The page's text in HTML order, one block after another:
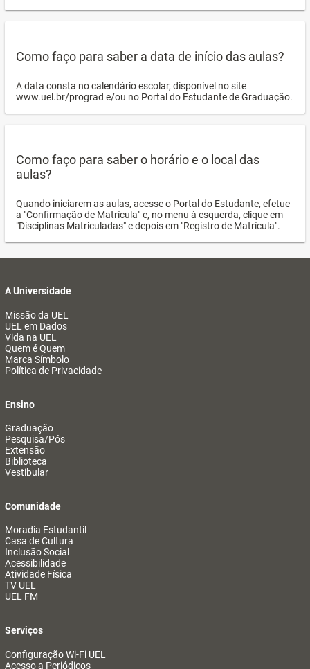
Como faço para saber a data de início das aulas?
A data consta no calendário escolar, disponível no site
www.uel.br/prograd e/ou no Portal do Estudante de Graduação.
Como faço para saber o horário e o local das
aulas?
Quando iniciarem as aulas, acesse o Portal do Estudante, efetue
a "Confirmação de Matrícula" e, no menu à esquerda, clique em
"Disciplinas Matriculadas" e depois em "Registro de Matrícula".
A Universidade
Missão da UEL
UEL em Dados
Vida na UEL
Quem é Quem
Marca Símbolo
Política de Privacidade
Ensino
Graduação
Pesquisa/Pós
Extensão
Biblioteca
Vestibular
Comunidade
Moradia Estudantil
Casa de Cultura
Inclusão Social
Acessibilidade
Atividade Física
TV UEL
UEL FM
Serviços
Configuração Wi-Fi UEL
Acesso a Periódicos